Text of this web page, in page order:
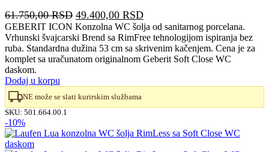
61.750,00RSD Originalna
cena
je
bila:
61.750,00 RSD.
49.400,00 RSDTrenutna
cena
je:
49.400,00 RSD.
GEBERIT ICON Konzolna WC šolja od sanitarnog porcelana.
Vrhunski švajcarski Brend sa RimFree tehnologijom ispiranja bez
ruba. Standardna dužina 53 cm sa skrivenim kačenjem. Cena je za
komplet sa uračunatom originalnom Geberit Soft Close WC
daskom.
Dodaj u korpu
NE može se slati kurirskim službama
SKU: 501.664.00.1
-10%